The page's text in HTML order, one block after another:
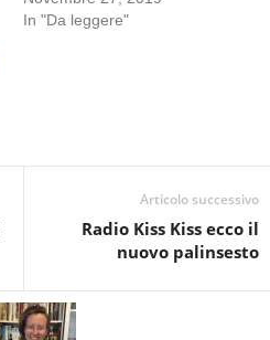
In "Da leggere"
Articolo successivo
Radio Kiss Kiss ecco il
nuovo palinsesto